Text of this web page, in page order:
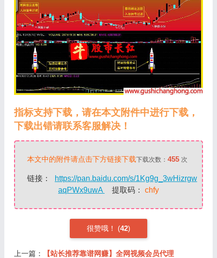
指标支持下载，请在本文附件中进行下载，
下载出错请联系客服解决！
本文中的附件请点击下方链接下载下载次数： 455次
链接：
https://pan.baidu.com/s/1Kg9g_3wHizrgw
aqPWx9uwA
提取码： chfy
很赞哦！ (42)
上一篇： 【站长推荐靠谱网赚】全网视频会员代理